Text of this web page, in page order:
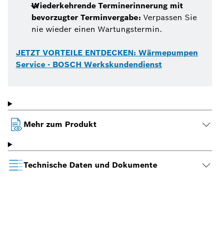
Wiederkehrende Terminerinnerung mit
bevorzugter Terminvergabe: Verpassen Sie
nie wieder einen Wartungstermin.
JETZT VORTEILE ENTDECKEN: Wärmepumpen
Service - BOSCH Werkskundendienst
Mehr zum Produkt
Technische Daten und Dokumente